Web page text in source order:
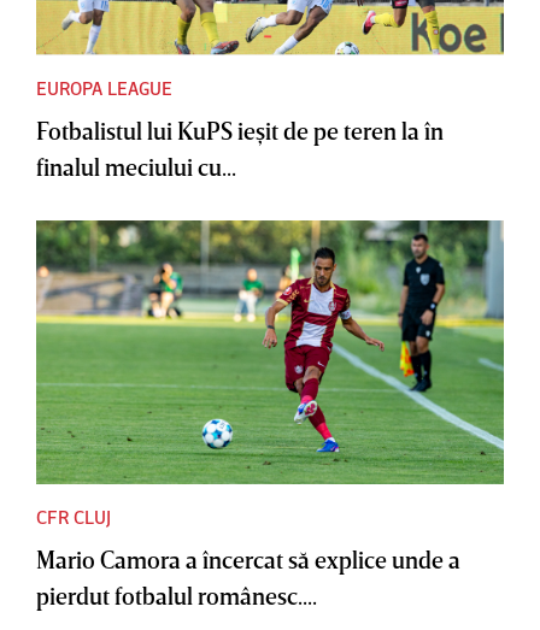
EUROPA LEAGUE
Fotbalistul lui KuPS ieşit de pe teren la în
finalul meciului cu...
CFR CLUJ
Mario Camora a încercat să explice unde a
pierdut fotbalul românesc....